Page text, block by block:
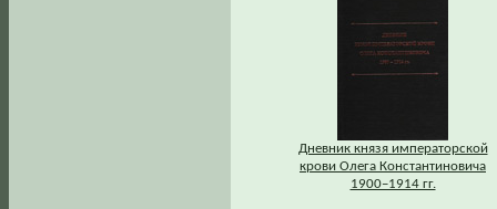
Дневник князя императорской
крови Олега Константиновича
1900–1914 гг.